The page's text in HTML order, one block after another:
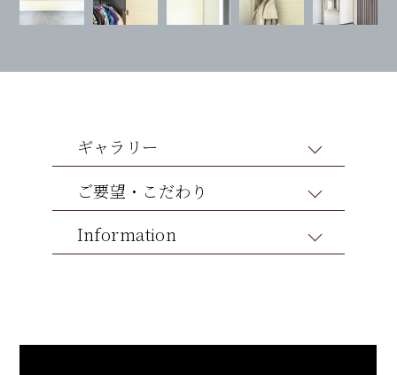
く有効活用出来ているのが一目でわかる内部
まで引き出せてバスケットだけ取り外すことも出来
ギャラリー
ご要望・こだわり
Information